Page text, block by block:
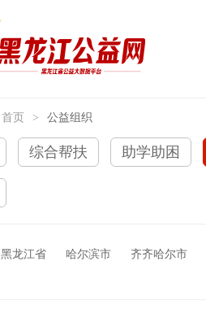
首页 > 公益组织
综合帮扶 助学助困
黑龙江省 哈尔滨市 齐齐哈尔市